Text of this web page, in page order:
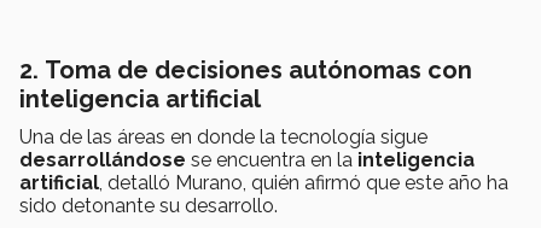
2. Toma de decisiones autónomas con
inteligencia artificial
Una de las áreas en donde la tecnología sigue
desarrollándose se encuentra en la inteligencia
artificial, detalló Murano, quién afirmó que este año ha
sido detonante su desarrollo.